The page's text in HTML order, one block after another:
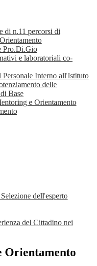
di n.11 percorsi di
Pro.Di.Gio
e laboratoriali co-
Personale Interno all'Istituto
delle
Base
e Orientamento
dell'esperto
del Cittadino nei
Orientamento